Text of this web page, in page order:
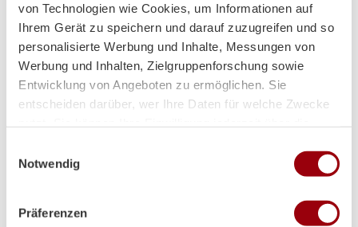
von Technologien wie Cookies, um Informationen auf
Ihrem Gerät zu speichern und darauf zuzugreifen und so
personalisierte Werbung und Inhalte, Messungen von
Werbung und Inhalten, Zielgruppenforschung sowie
Entwicklung von Angeboten zu ermöglichen. Sie
entscheiden darüber, wer Ihre Daten für welche Zwecke
Trigger Symbol ändern oder widerrufen
Informationen über Ihre geografische Lage erfassen,
Notwendig
Präferenzen
Alle Spiele unserer Danas und Honamas live und kostenfrei